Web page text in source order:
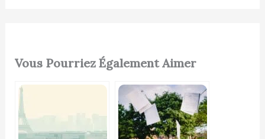
Vous Pourriez Également Aimer